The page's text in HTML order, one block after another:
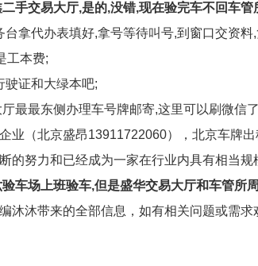
手交易大厅,是的,没错,现在验完车不回车
拿代办表填好,拿号等待叫号,到窗口交资
工本费;
驶证和大绿本吧;
最最东侧办理车号牌邮寄,这里可以刷微信
业（北京盛昂13911722060），北京车牌出
的努力和已经成为一家在行业内具有相当规
车场上班验车,但是盛华交易大厅和车管所
沐沐带来的全部信息，如有相关问题或需求